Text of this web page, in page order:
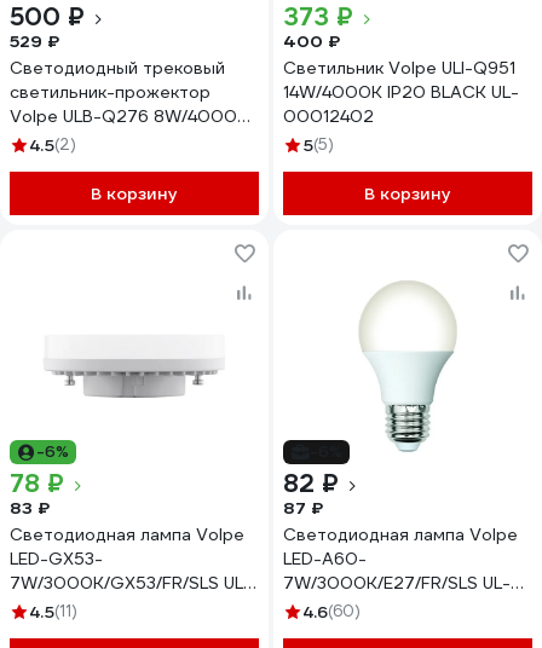
500 ₽
529 ₽
Светодиодный трековый
светильник-прожектор
Volpe ULB-Q276 8W/4000К
WHITE UL-00005933
4.5(2)
В корзину
373 ₽
400 ₽
Светильник Volpe ULI-Q951
14W/4000K IP20 BLACK UL-
00012402
5(5)
В корзину
-6%
78 ₽
83 ₽
Светодиодная лампа Volpe
LED-GX53-
7W/3000K/GX53/FR/SLS UL-
00008609
4.5(11)
82 ₽
87 ₽
Светодиодная лампа Volpe
LED-A60-
7W/3000K/E27/FR/SLS UL-
00008771
4.6(60)